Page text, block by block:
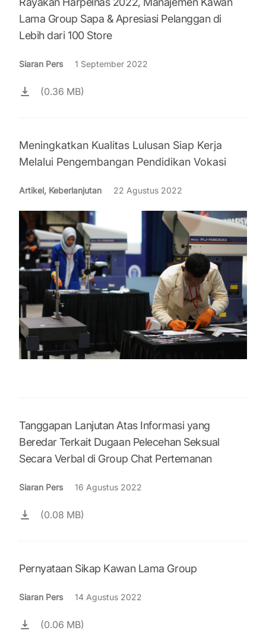
Lama Group Sapa & Apresiasi Pelanggan di
Lebih dari 100 Store
Siaran Pers 1 September 2022
(0.36 MB)
Meningkatkan Kualitas Lulusan Siap Kerja
Melalui Pengembangan Pendidikan Vokasi
Artikel, Keberlanjutan 22 Agustus 2022
Tanggapan Lanjutan Atas Informasi yang
Beredar Terkait Dugaan Pelecehan Seksual
Secara Verbal di Group Chat Pertemanan
Siaran Pers 16 Agustus 2022
(0.08 MB)
Pernyataan Sikap Kawan Lama Group
Siaran Pers 14 Agustus 2022
(0.06 MB)